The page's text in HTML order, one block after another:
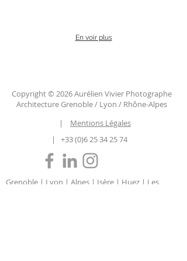
En voir plus
Copyright © 2026 Aurélien Vivier Photographe
Architecture Grenoble / Lyon / Rhône-Alpes
| Mentions Légales
| +33 (0)6 25 34 25 74
Grenoble | Lyon | Alpes | Isère | Huez | Les